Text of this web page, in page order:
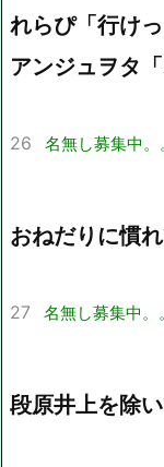
れらぴ「行け
アンジュヲタ「
26 名無し募集中。
おねだりに慣
27 名無し募集中。
段原井上を除